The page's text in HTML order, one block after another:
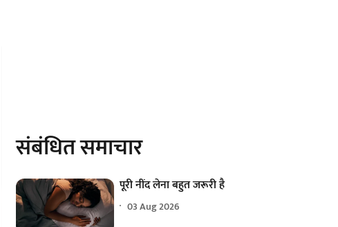
संबंधित समाचार
पूरी नींद लेना बहुत जरूरी है
03 Aug 2026